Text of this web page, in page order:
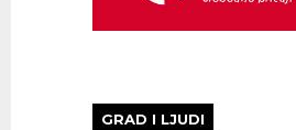
GRAD I LJUDI